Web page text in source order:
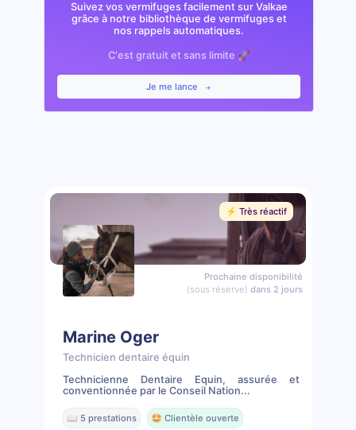
Suivez vos vermifuges facilement sur Valkae
grâce à notre bibliothèque de vermifuges et
nos rappels automatiques.
C'est gratuit et sans limite 🚀
Je me lance
⚡️ Très réactif
Prochaine disponibilité
(sous réserve) dans 2 jours
Marine Oger
Technicien dentaire équin
Technicienne Dentaire Equin, assurée et
conventionnée par le Conseil Nation...
📖 5 prestations 🤩 Clientèle ouverte